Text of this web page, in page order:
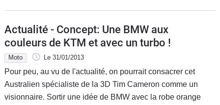
Actualité - Concept: Une BMW aux
couleurs de KTM et avec un turbo !
Moto Le 31/01/2013
Pour peu, au vu de l'actualité, on pourrait consacrer cet
Australien spécialiste de la 3D Tim Cameron comme un
visionnaire. Sortir une idée de BMW avec la robe orange